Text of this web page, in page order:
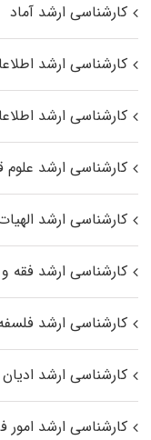
کارشناسی ارشد آماد
کارشناسی ارشد
کارشناسی ارشد
کارشناسی ارشد
کارشناسی ارشد
کارشناسی ارشد فقه
کارشناسی ارشد
کارشناسی ارشد
کارشناسی ارشد امور